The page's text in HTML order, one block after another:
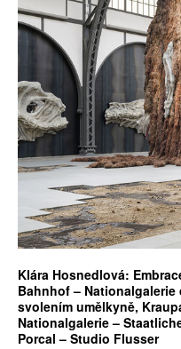
Klára Hosnedlová:
Bahnhof – Nationalgalerie
svolením umělkyně,
Nationalgalerie –
Porcal – Studio Flusser